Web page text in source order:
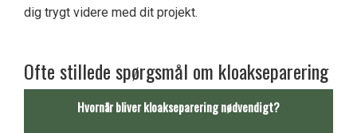
dig trygt videre med dit projekt.
Ofte stillede spørgsmål om kloakseparering
Hvornår bliver kloakseparering nødvendigt?